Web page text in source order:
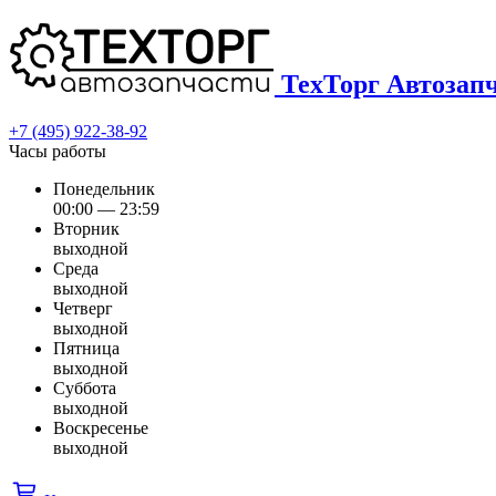
ТехТорг
+7 (495) 922-38-92
Часы работы
Понедельник
00:00 — 23:59
Вторник
выходной
Среда
выходной
Четверг
выходной
Пятница
выходной
Суббота
выходной
Воскресенье
выходной